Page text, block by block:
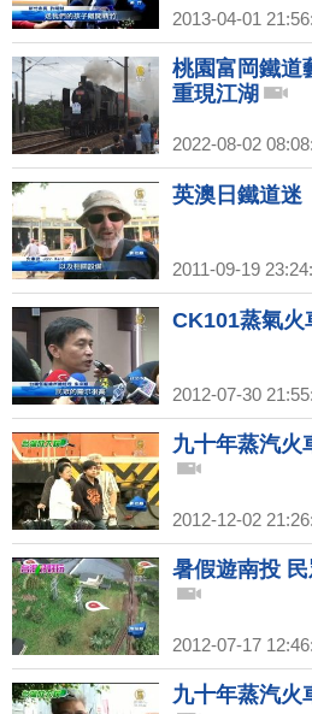
2013-04-01
桃園富岡鐵道
重現江湖
2022-08-02
英澳日鐵道
2011-09-19
CK101蒸氣火
2012-07-30
九十年蒸汽火
2012-12-02
暑假遊南投
2012-07-17
九十年蒸汽火